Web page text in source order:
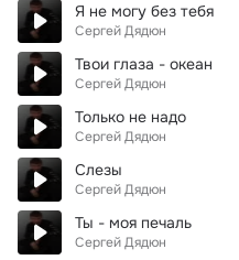
Я не могу без тебя
Сергей Дядюн
Твои глаза - океан
Сергей Дядюн
Только не надо
Сергей Дядюн
Слезы
Сергей Дядюн
Ты - моя печаль
Сергей Дядюн